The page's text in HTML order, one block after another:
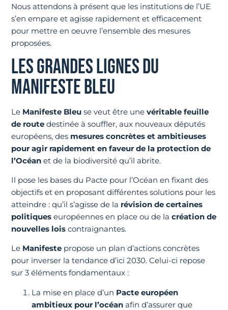
Nous attendons à présent que les institutions de l’UE
s’en empare et agisse rapidement et efficacement
pour mettre en oeuvre l’ensemble des mesures
proposées.
LES GRANDES LIGNES DU
MANIFESTE BLEU
Le Manifeste Bleu se veut être unevéritable feuille
de route destinée à souffler, aux nouveaux députés
européens, des mesures concrètes et ambitieuses
pour agir rapidement en faveur de la protection de
l’Océan et de la biodiversité qu’il abrite.
Il pose les bases du Pacte pour l’Océan en fixant des
objectifs et en proposant différentes solutions pour les
atteindre : qu’il s’agisse de la révision de certaines
politiques européennes en place ou de lacréation de
nouvelles lois contraignantes.
Le Manifeste propose un plan d’actions concrètes
pour inverser la tendance d’ici 2030. Celui-ci repose
sur 3 éléments fondamentaux :
La mise en place d’un Pacte européen
ambitieux pour l’océan afin d’assurer que